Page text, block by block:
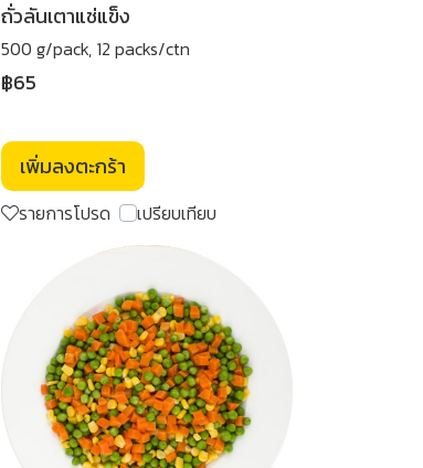
ถั่วลันเตาแช่แข็ง
500 g/pack, 12 packs/ctn
฿65
เพิ่มลงตะกร้า
รายการโปรด เปรียบเทียบ